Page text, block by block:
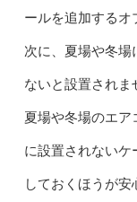
ールを追加するオ
次に、夏場や冬場
ないと設置されま
夏場や冬場のエア
に設置されないケ
しておくほうが安